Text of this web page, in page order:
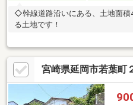
◇幹線道路沿いにある、土地面積
る土地です！
宮崎県延岡市若葉町